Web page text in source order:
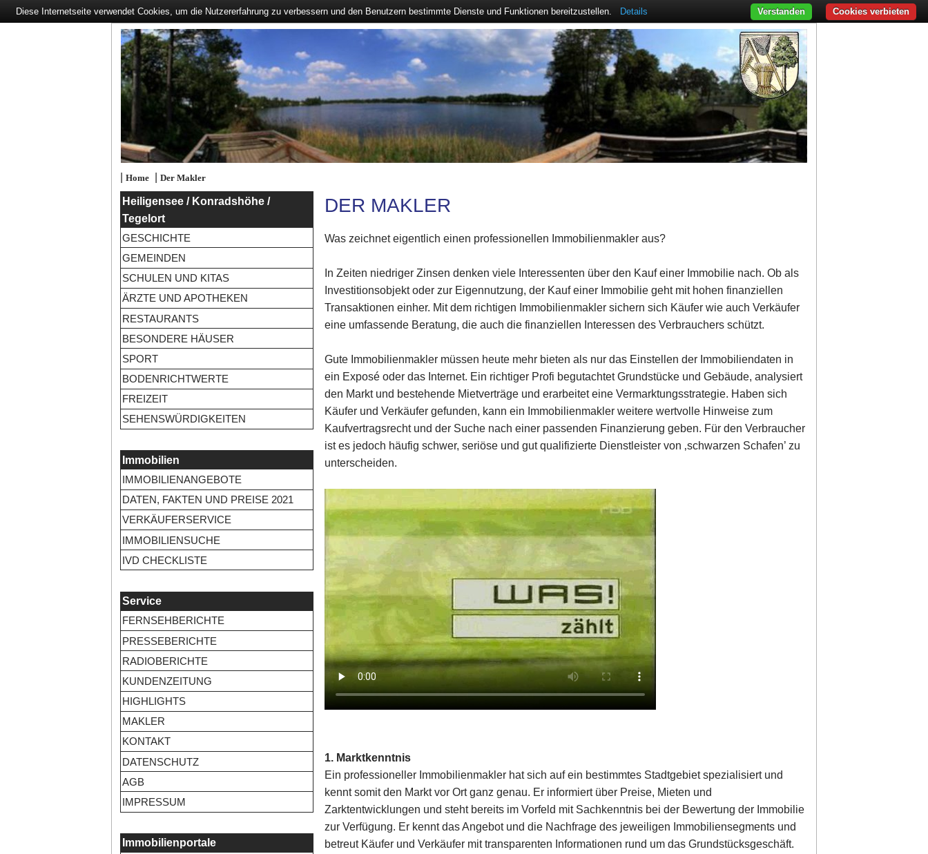
| Home| Der Makler
Heiligensee / Konradshöhe /
Tegelort
GESCHICHTE
GEMEINDEN
SCHULEN UND KITAS
ÄRZTE UND APOTHEKEN
RESTAURANTS
BESONDERE HÄUSER
SPORT
BODENRICHTWERTE
FREIZEIT
SEHENSWÜRDIGKEITEN
Immobilien
IMMOBILIENANGEBOTE
DATEN, FAKTEN UND PREISE 2021
VERKÄUFERSERVICE
IMMOBILIENSUCHE
IVD CHECKLISTE
Service
FERNSEHBERICHTE
PRESSEBERICHTE
RADIOBERICHTE
KUNDENZEITUNG
HIGHLIGHTS
MAKLER
KONTAKT
DATENSCHUTZ
AGB
IMPRESSUM
Immobilienportale
DER MAKLER
Was zeichnet eigentlich einen professionellen Immobilienmakler aus?
In Zeiten niedriger Zinsen denken viele Interessenten über den Kauf einer Immobilie nach. Ob als
Investitionsobjekt oder zur Eigennutzung, der Kauf einer Immobilie geht mit hohen finanziellen
Transaktionen einher. Mit dem richtigen Immobilienmakler sichern sich Käufer wie auch Verkäufer
eine umfassende Beratung, die auch die finanziellen Interessen des Verbrauchers schützt.
Gute Immobilienmakler müssen heute mehr bieten als nur das Einstellen der Immobiliendaten in
ein Exposé oder das Internet. Ein richtiger Profi begutachtet Grundstücke und Gebäude, analysiert
den Markt und bestehende Mietverträge und erarbeitet eine Vermarktungsstrategie. Haben sich
Käufer und Verkäufer gefunden, kann ein Immobilienmakler weitere wertvolle Hinweise zum
Kaufvertragsrecht und der Suche nach einer passenden Finanzierung geben. Für den Verbraucher
ist es jedoch häufig schwer, seriöse und gut qualifizierte Dienstleister von ‚schwarzen Schafen’ zu
unterscheiden.
1. Marktkenntnis
Ein professioneller Immobilienmakler hat sich auf ein bestimmtes Stadtgebiet spezialisiert und
kennt somit den Markt vor Ort ganz genau. Er informiert über Preise, Mieten und
Zarktentwicklungen und steht bereits im Vorfeld mit Sachkenntnis bei der Bewertung der Immobilie
zur Verfügung. Er kennt das Angebot und die Nachfrage des jeweiligen Immobiliensegments und
betreut Käufer und Verkäufer mit transparenten Informationen rund um das Grundstücksgeschäft.
Diese Internetseite verwendet Cookies, um die Nutzererfahrung zu verbessern und den Benutzern bestimmte Dienste und Funktionen bereitzustellen. Details Cookies verbieten
Verstanden